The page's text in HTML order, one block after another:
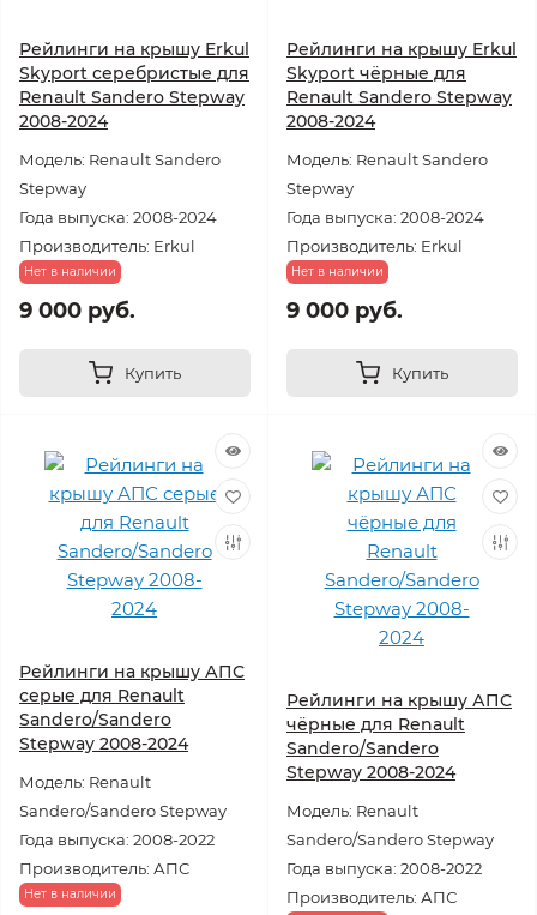
Рейлинги на крышу Erkul
Skyport серебристые для
Renault Sandero Stepway
2008-2024
Модель: Renault Sandero
Stepway
Года выпуска: 2008-2024
Производитель: Erkul
Нет в наличии
9 000 руб.
Купить
Рейлинги на крышу Erkul
Skyport чёрные для
Renault Sandero Stepway
2008-2024
Модель: Renault Sandero
Stepway
Года выпуска: 2008-2024
Производитель: Erkul
Нет в наличии
9 000 руб.
Купить
Рейлинги на крышу АПС
серые для Renault
Sandero/Sandero
Stepway 2008-2024
Модель: Renault
Sandero/Sandero Stepway
Года выпуска: 2008-2022
Производитель: АПС
Нет в наличии
Рейлинги на крышу АПС
чёрные для Renault
Sandero/Sandero
Stepway 2008-2024
Модель: Renault
Sandero/Sandero Stepway
Года выпуска: 2008-2022
Производитель: АПС